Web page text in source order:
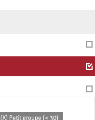
(X) Petit groupe (< 30)